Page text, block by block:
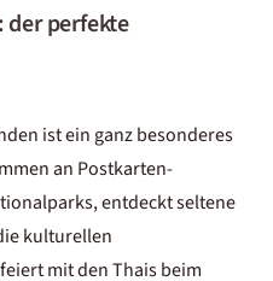
der perfekte
ist ein ganz besonderes
an Postkarten-
entdeckt seltene
kulturellen
mit den Thais beim